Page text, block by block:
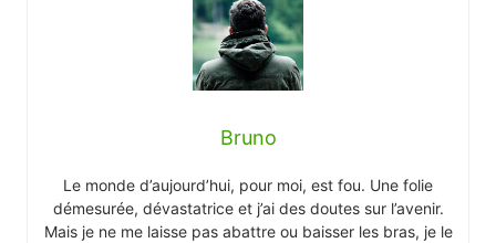
Bruno
Le monde d’aujourd’hui, pour moi, est fou. Une folie
démesurée, dévastatrice et j’ai des doutes sur l’avenir.
Mais je ne me laisse pas abattre ou baisser les bras, je le